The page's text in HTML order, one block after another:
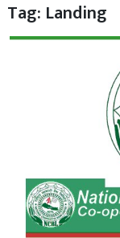
Tag: Landing